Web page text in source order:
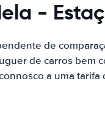
-
de
de carros bem
a uma tarifa